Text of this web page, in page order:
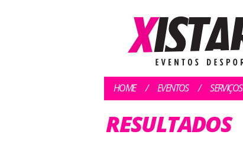
HOME EVENTOS SERVIÇOS
RESULTADOS